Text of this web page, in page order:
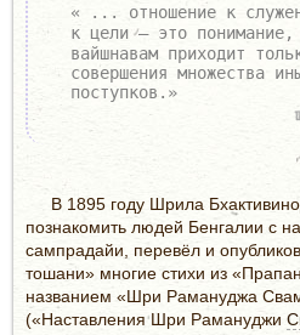
« ... отношение к
к цели— это понимание,
вайшнавам приходит
совершения множества
поступков.»
В 1895 году Шрила
познакомить людей Бенгалии с
сампрадайи, перевёл и
тошани» многие стихи из
названием «Шри Рамануджа
(«Наставления Шри Рамануджи